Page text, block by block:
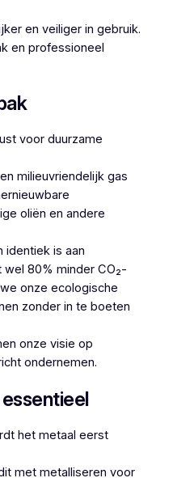
en veiliger in gebruik.
en professioneel
voor duurzame
milieuvriendelijk gas
oliën en andere
identiek is aan
80% minder CO₂-
onze ecologische
zonder in te boeten
onze visie op
ondernemen.
het metaal eerst
met metalliseren voor